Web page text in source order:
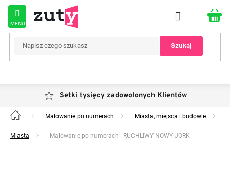
Przejść
treści
Szukaj
Setki tysięcy zadowolonych Klientów
Home Malowanie po numerach Miasta, miejsca i budowle
Miasta Malowanie po numerach - RUCHLIWY NOWY JORK